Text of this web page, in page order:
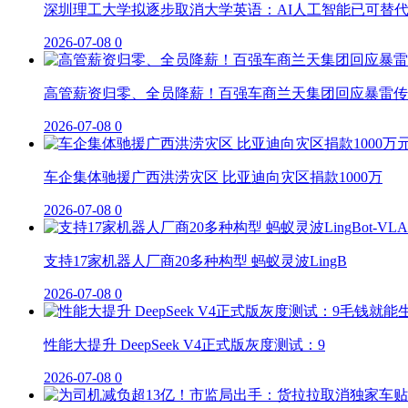
深圳理工大学拟逐步取消大学英语：AI人工智能已可替代
2026-07-08 0
高管薪资归零、全员降薪！百强车商兰天集团回应暴雷
2026-07-08 0
车企集体驰援广西洪涝灾区 比亚迪向灾区捐款1000万
2026-07-08 0
支持17家机器人厂商20多种构型 蚂蚁灵波LingB
2026-07-08 0
性能大提升 DeepSeek V4正式版灰度测试：9
2026-07-08 0